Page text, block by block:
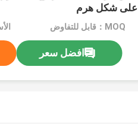
على شكل هرم
MOQ：قابل للتفاوض
افضل سعر